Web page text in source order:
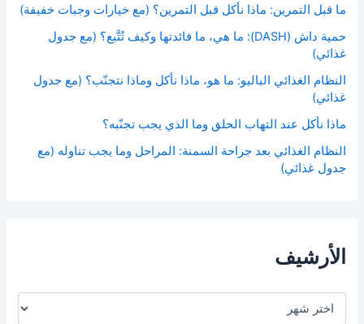
ما قبل التمرين: ماذا نأكل قبل التمرين؟ (مع خيارات وجبات خفيفة)
حمية داش (DASH): ما هي، ما فائدتها وكيف تُتَّبع؟ (مع جدول
غذائي)
النظام الغذائي الباليو: ما هو، ماذا نأكل وماذا نتجنّب؟ (مع جدول
غذائي)
ماذا نأكل عند التهاب الحلق وما الذي يجب تجنّبه؟
النظام الغذائي بعد جراحة السمنة: المراحل وما يجب تناوله (مع
جدول غذائي)
الأرشيف